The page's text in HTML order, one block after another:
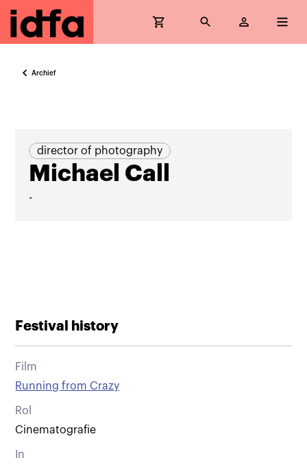
Archief
director of photography
Michael Call
-
Festival history
Film
Running from Crazy
Rol
Cinematografie
In